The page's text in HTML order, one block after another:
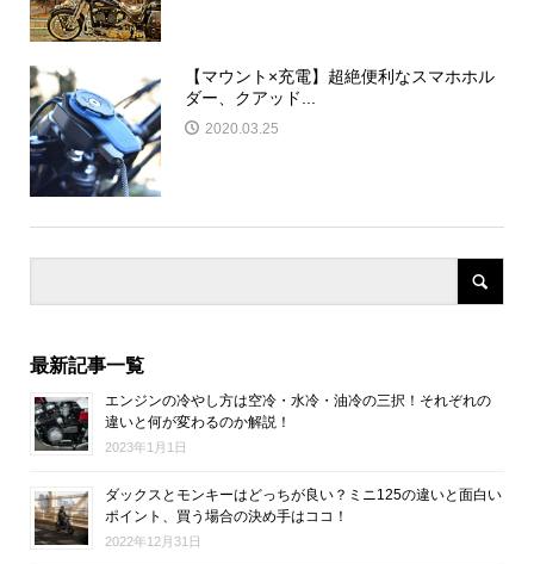
【マウント×充電】超絶便利なスマホホル
ダー、クアッド...
2020.03.25
最新記事一覧
エンジンの冷やし方は空冷・水冷・油冷の三択！それぞれの
違いと何が変わるのか解説！
2023年1月1日
ダックスとモンキーはどっちが良い？ミニ125の違いと面白い
ポイント、買う場合の決め手はココ！
2022年12月31日